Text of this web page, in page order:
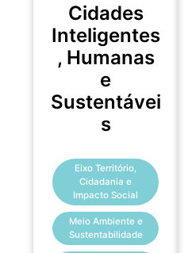
Cidades
Inteligentes
, Humanas
e
Sustentávei
s
Eixo Território,
Cidadania e
Impacto Social
Meio Ambiente e
Sustentabilidade